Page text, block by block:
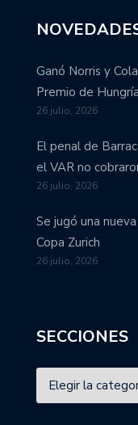
Ganó Norris y
Premio de
26 julio, 2026
El penal de
el VAR no
26 julio, 2026
Se jugó una
Copa Zurich
26 julio, 2026
SECCIONES